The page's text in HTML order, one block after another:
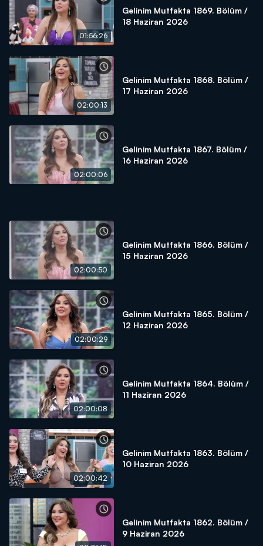
01:56:26
Gelinim Mutfakta 1869. Bölüm /
18 Haziran 2026
02:00:13
Gelinim Mutfakta 1868. Bölüm /
17 Haziran 2026
02:00:06
Gelinim Mutfakta 1867. Bölüm /
16 Haziran 2026
02:00:50
Gelinim Mutfakta 1866. Bölüm /
15 Haziran 2026
02:00:29
Gelinim Mutfakta 1865. Bölüm /
12 Haziran 2026
02:00:08
Gelinim Mutfakta 1864. Bölüm /
11 Haziran 2026
02:00:42
Gelinim Mutfakta 1863. Bölüm /
10 Haziran 2026
Gelinim Mutfakta 1862. Bölüm /
9 Haziran 2026